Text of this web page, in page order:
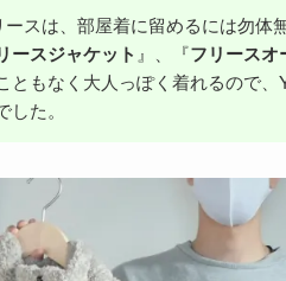
スは、部屋着に留めるには勿
ースジャケット 』、『フリースオ
ともなく大人っぽく着れるので
た。